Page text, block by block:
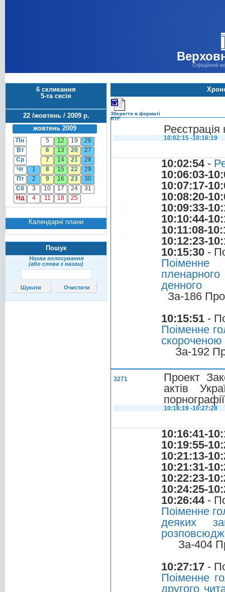
Офіційний
6 скликання
5-та сесія
22 /жовтень / 2009 р.
жовтень 2009
Пн 5 12 19
26
Вт
6 13 20
27
Ср
7 14 21
28
Чт
1 8 15 22
29
Пт
2 9 16 23
30
Сб
3 10 17 24
31
Нд
4 11 18 25
Календарні плани
Пошук
Назва голосування
(або слова з назви)
Зберегти в форматі
RTF
Реєстрація
10:02:15 -10:16:19
10:02:54-
10:06:03-
10:07:17-
10:08:20-
10:09:33-
10:10:44-
10:11:08-
10:12:23-
10:15:30 -
Поіменне
денного
За-186
10:15:51 -
Поіменне
За-192
3271
Проект
актів
10:16:19 -10:27:28
10:16:41-
10:19:55-
10:21:13-
10:21:31-
10:22:23-
10:24:25-
10:26:44-
Поіменне
деяких
За-404
10:27:17 -
Поіменне
другого